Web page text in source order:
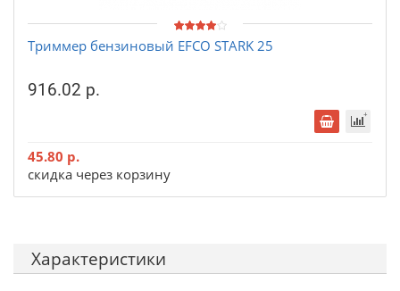
Триммер бензиновый EFCO STARK 25
916.02 р.
45.80 р.
скидка через корзину
Характеристики